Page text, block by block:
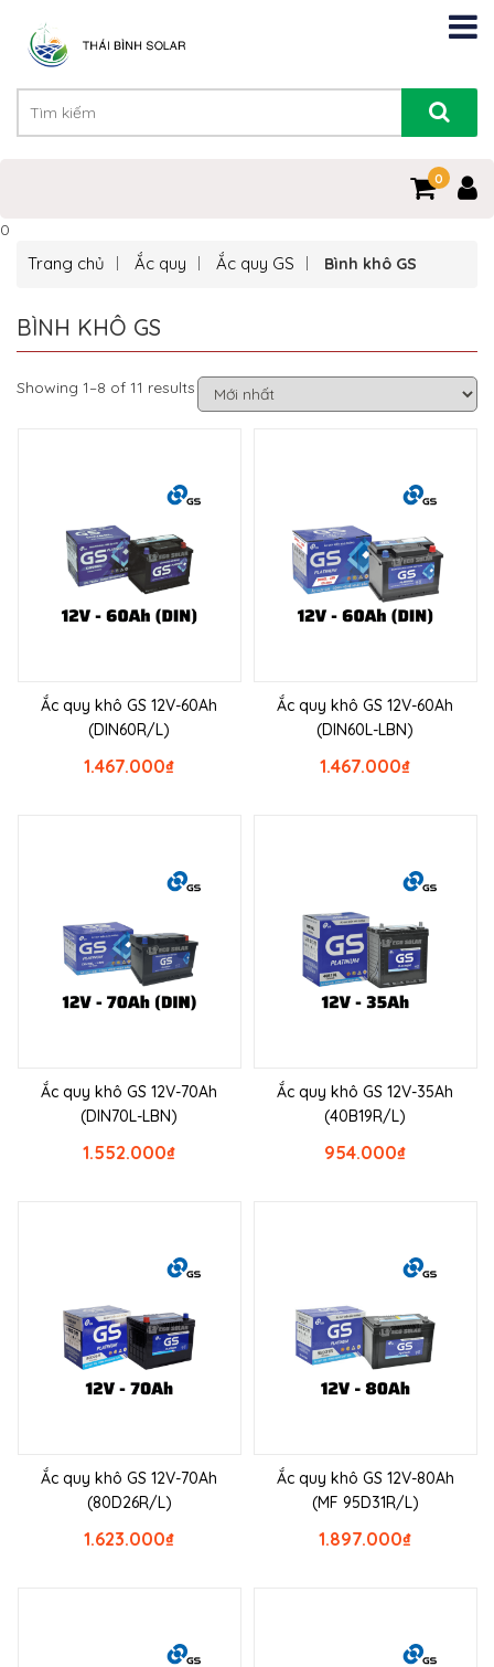
0
0
Trang chủ Ắc quy Ắc quy GS Bình khô GS
BÌNH KHÔ GS
Showing 1–8 of 11 results
Ắc quy khô GS 12V-60Ah
(DIN60R/L)
₫
1.467.000
Ắc quy khô GS 12V-60Ah
(DIN60L-LBN)
₫
1.467.000
Ắc quy khô GS 12V-70Ah
(DIN70L-LBN)
₫
1.552.000
Ắc quy khô GS 12V-35Ah
(40B19R/L)
₫
954.000
Ắc quy khô GS 12V-70Ah
(80D26R/L)
₫
1.623.000
Ắc quy khô GS 12V-80Ah
(MF 95D31R/L)
₫
1.897.000